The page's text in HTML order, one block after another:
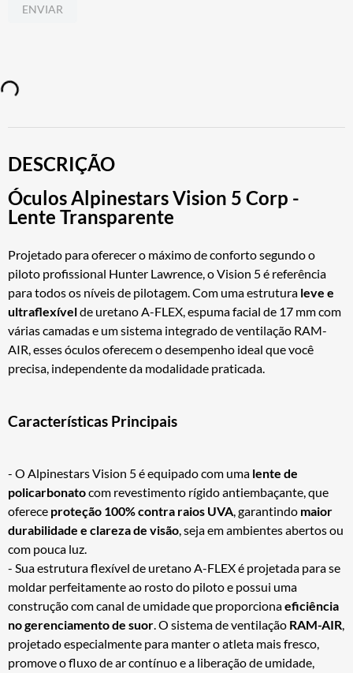
ENVIAR
DESCRIÇÃO
Óculos Alpinestars Vision 5 Corp -
Lente Transparente
Projetado para oferecer o máximo de conforto segundo o
piloto profissional Hunter Lawrence, o Vision 5 é referência
para todos os níveis de pilotagem. Com uma estrutura leve e
ultraflexívelde uretano A-FLEX, espuma facial de 17 mm com
várias camadas e um sistema integrado de ventilação RAM-
AIR, esses óculos oferecem o desempenho ideal que você
precisa, independente da modalidade praticada.
Características Principais
- O Alpinestars Vision 5 é equipado com uma lente de
policarbonatocom revestimento rígido antiembaçante, que
oferece proteção 100% contra raios UVA, garantindo maior
durabilidade e clareza de visão, seja em ambientes abertos ou
com pouca luz.
- Sua estrutura flexível de uretano A-FLEX é projetada para se
moldar perfeitamente ao rosto do piloto e possui uma
construção com canal de umidade que proporcionaeficiência
no gerenciamento de suor. O sistema de ventilação RAM-AIR,
projetado especialmente para manter o atleta mais fresco,
promove o fluxo de ar contínuo e a liberação de umidade,